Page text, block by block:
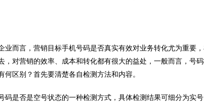
而言，营销目标手机号码是否真实有效对业务转化尤为重要
，对营销的效率、成本和转化都有很大的益处，一般而言，号
何区别？首先要清楚各自检测方法和内容。
码是否是空号状态的一种检测方式，具体检测结果可细分为实